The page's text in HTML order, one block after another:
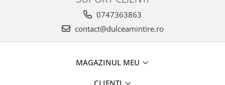
0747363863
contact@dulceamintire.ro
MAGAZINUL MEU